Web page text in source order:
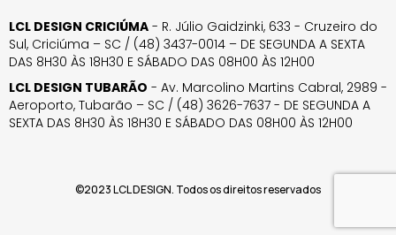
LCL DESIGN CRICIÚMA - R. Júlio Gaidzinki, 633 - Cruzeiro do
Sul, Criciúma – SC / (48) 3437-0014 – DE SEGUNDA A SEXTA
DAS 8H30 ÀS 18H30 E SÁBADO DAS 08H00 ÀS 12H00
LCL DESIGN TUBARÃO - Av. Marcolino Martins Cabral, 2989 -
Aeroporto, Tubarão – SC / (48) 3626-7637 - DE SEGUNDA A
SEXTA DAS 8H30 ÀS 18H30 E SÁBADO DAS 08H00 ÀS 12H00
©2023 LCL DESIGN. Todos os direitos reservados